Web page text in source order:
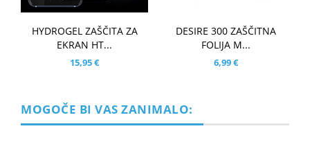
HYDROGEL ZAŠČITA ZA
EKRAN HT...
15,95 €
DESIRE 300 ZAŠČITNA
FOLIJA M...
6,99 €
MOGOČE BI VAS ZANIMALO: